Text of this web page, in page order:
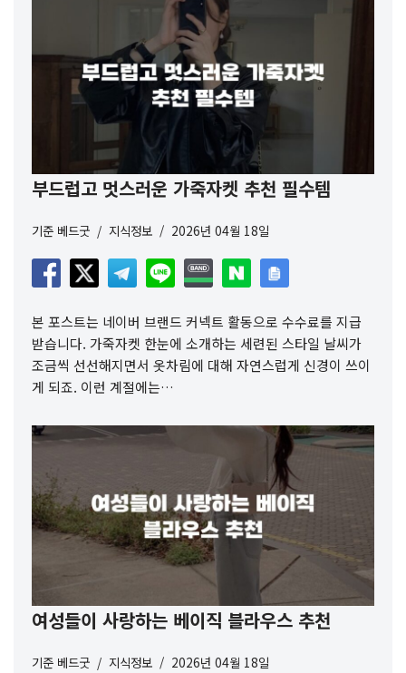
부드럽고 멋스러운 가죽자켓 추천 필수템
기준 베드굿 지식정보 2026년 04월 18일
본 포스트는 네이버 브랜드 커넥트 활동으로 수수료를 지급
받습니다. 가죽자켓 한눈에 소개하는 세련된 스타일 날씨가
조금씩 선선해지면서 옷차림에 대해 자연스럽게 신경이 쓰이
게 되죠. 이런 계절에는…
여성들이 사랑하는 베이직 블라우스 추천
기준 베드굿 지식정보 2026년 04월 18일